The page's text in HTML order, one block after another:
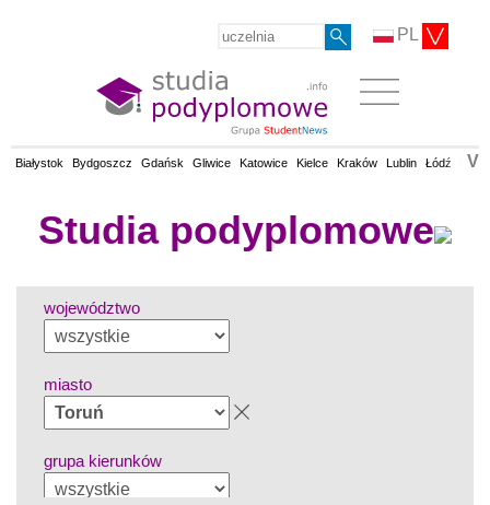
PL
Białystok Bydgoszcz Gdańsk Gliwice Katowice Kielce Kraków Lublin Łódź V
Studia podyplomowe
województwo
miasto
grupa kierunków